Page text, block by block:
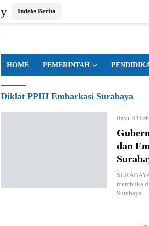
Indeks Berita
HOME PEMERINTAH
Diklat PPIH Embarkasi Surabaya
Rabu, 04
dan
membuka
Surabaya…